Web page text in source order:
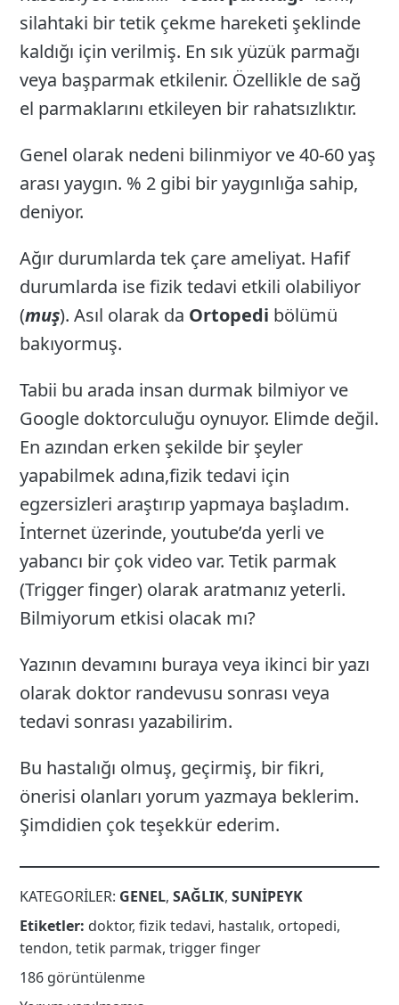
silahtaki bir tetik çekme hareketi şeklinde
kaldığı için verilmiş. En sık yüzük parmağı
veya başparmak etkilenir. Özellikle de sağ
el parmaklarını etkileyen bir rahatsızlıktır.
Genel olarak nedeni bilinmiyor ve 40-60 yaş
arası yaygın. % 2 gibi bir yaygınlığa sahip,
deniyor.
Ağır durumlarda tek çare ameliyat. Hafif
durumlarda ise fizik tedavi etkili olabiliyor
(muş). Asıl olarak da Ortopedi bölümü
bakıyormuş.
Tabii bu arada insan durmak bilmiyor ve
Google doktorculuğu oynuyor. Elimde değil.
En azından erken şekilde bir şeyler
yapabilmek adına,fizik tedavi için
egzersizleri araştırıp yapmaya başladım.
İnternet üzerinde, youtube’da yerli ve
yabancı bir çok video var. Tetik parmak
(Trigger finger) olarak aratmanız yeterli.
Bilmiyorum etkisi olacak mı?
Yazının devamını buraya veya ikinci bir yazı
olarak doktor randevusu sonrası veya
tedavi sonrası yazabilirim.
Bu hastalığı olmuş, geçirmiş, bir fikri,
önerisi olanları yorum yazmaya beklerim.
Şimdidien çok teşekkür ederim.
KATEGORILER: GENEL,SAĞLIK,SUNIPEYK
Etiketler: doktor,fizik tedavi, hastalık, ortopedi,
tendon,tetik parmak,trigger finger
186 görüntülenme